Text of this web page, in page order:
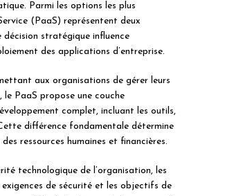
Parmi les options les plus
(PaaS) représentent deux
stratégique influence
des applications d’entreprise.
aux organisations de gérer leurs
le PaaS propose une couche
complet, incluant les outils,
différence fondamentale détermine
ressources humaines et financières.
technologique de l’organisation, les
de sécurité et les objectifs de